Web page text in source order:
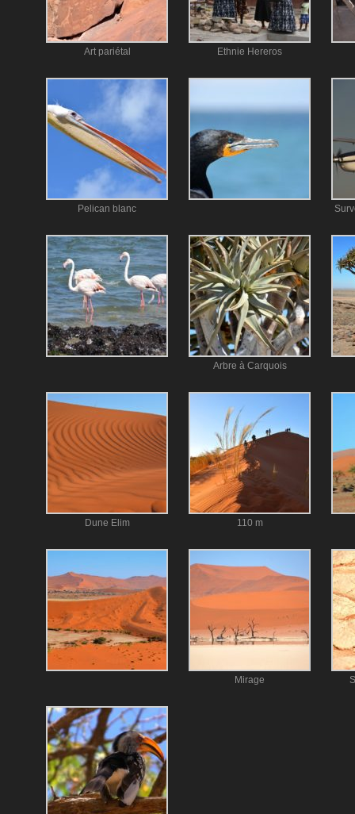
Art pariétal Ethnie Hereros
Pelican blanc
Arbre à Carquois
Dune Elim 110 m
Mirage